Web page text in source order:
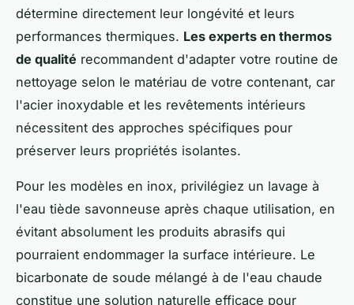
détermine directement leur longévité et leurs
performances thermiques. Les experts en thermos
de qualité recommandent d'adapter votre routine de
nettoyage selon le matériau de votre contenant, car
l'acier inoxydable et les revêtements intérieurs
nécessitent des approches spécifiques pour
préserver leurs propriétés isolantes.
Pour les modèles en inox, privilégiez un lavage à
l'eau tiède savonneuse après chaque utilisation, en
évitant absolument les produits abrasifs qui
pourraient endommager la surface intérieure. Le
bicarbonate de soude mélangé à de l'eau chaude
constitue une solution naturelle efficace pour